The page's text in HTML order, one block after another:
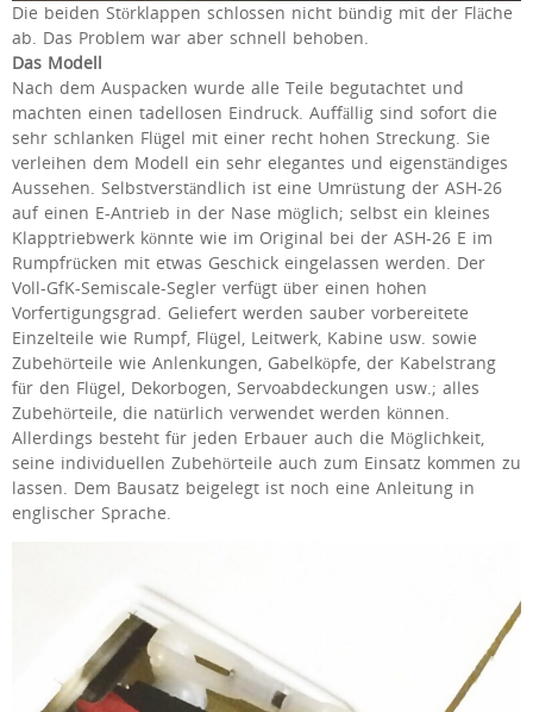
Die beiden Störklappen schlossen nicht bündig mit der Fläche
ab. Das Problem war aber schnell behoben.
Das Modell
Nach dem Auspacken wurde alle Teile begutachtet und
machten einen tadellosen Eindruck. Auffällig sind sofort die
sehr schlanken Flügel mit einer recht hohen Streckung. Sie
verleihen dem Modell ein sehr elegantes und eigenständiges
Aussehen. Selbstverständlich ist eine Umrüstung der ASH-26
auf einen E-Antrieb in der Nase möglich; selbst ein kleines
Klapptriebwerk könnte wie im Original bei der ASH-26 E im
Rumpfrücken mit etwas Geschick eingelassen werden. Der
Voll-GfK-Semiscale-Segler verfügt über einen hohen
Vorfertigungsgrad. Geliefert werden sauber vorbereitete
Einzelteile wie Rumpf, Flügel, Leitwerk, Kabine usw. sowie
Zubehörteile wie Anlenkungen, Gabelköpfe, der Kabelstrang
für den Flügel, Dekorbogen, Servoabdeckungen usw.; alles
Zubehörteile, die natürlich verwendet werden können.
Allerdings besteht für jeden Erbauer auch die Möglichkeit,
seine individuellen Zubehörteile auch zum Einsatz kommen zu
lassen. Dem Bausatz beigelegt ist noch eine Anleitung in
englischer Sprache.